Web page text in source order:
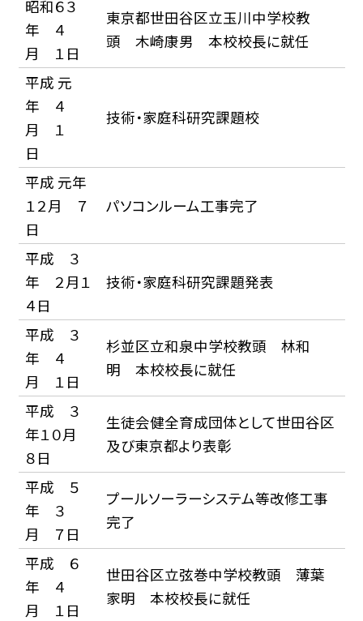
昭和６３
年 ４
月 １日
東京都世田谷区立玉川中学校教
頭 木崎康男 本校校長に就任
平成 元
年 ４
月 １
日
技術・家庭科研究課題校
平成 元年
１２月 ７
日
パソコンルーム工事完了
平成 ３
年 ２月１
４日
技術・家庭科研究課題発表
平成 ３
年 ４
月 １日
杉並区立和泉中学校教頭 林和
明 本校校長に就任
平成 ３
年１０月
８日
生徒会健全育成団体として世田谷区
及び東京都より表彰
平成 ５
年 ３
月 ７日
プールソーラーシステム等改修工事
完了
平成 ６
年 ４
月 １日
世田谷区立弦巻中学校教頭 薄葉
家明 本校校長に就任